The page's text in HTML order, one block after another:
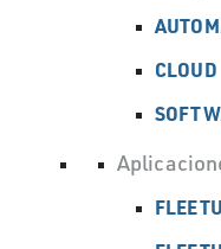
CLOUD
Tu flota